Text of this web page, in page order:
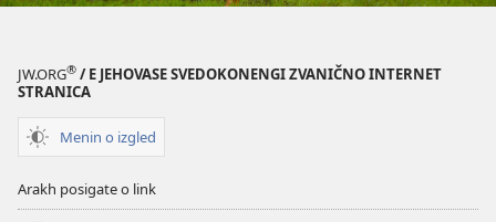
JW.ORG® / E JEHOVASE SVEDOKONENGI ZVANIČNO INTERNET
STRANICA
Menin o izgled
Arakh posigate o link